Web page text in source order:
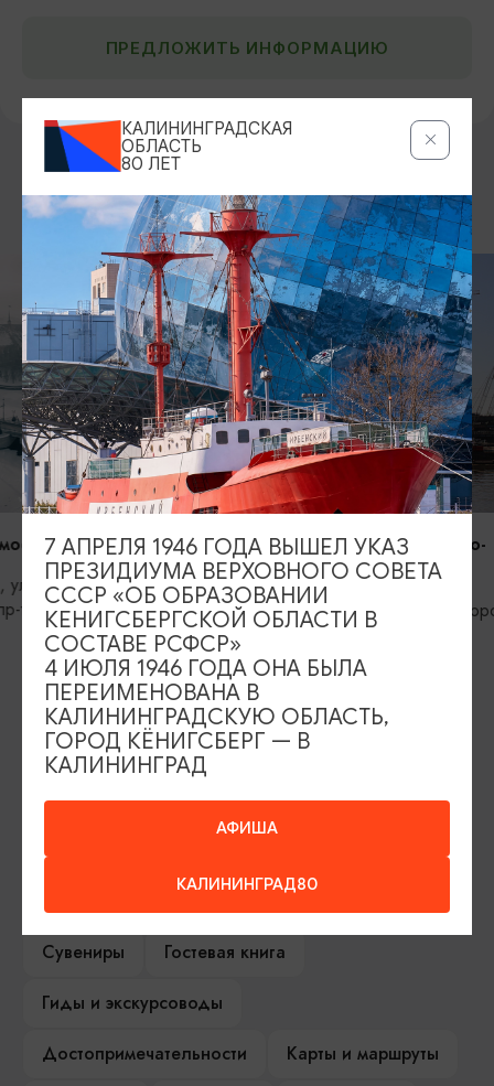
ПРЕДЛОЖИТЬ ИНФОРМАЦИЮ
ДРУГИЕ МЕСТА
МОСТЫ
Двухъярусный автомобильно-
железнодорожный мост
Калининград, ул. Железнодорожная
МОСТЫ
Медовый
ИЩИТЕ ТАКЖЕ НА НАШЕМ САЙТЕ
Серебряное ожерелье
Афиша мероприятий
Сувениры
Гостевая книга
Гиды и экскурсоводы
Достопримечательности
Карты и маршруты
КАЛИНИНГРАДСКАЯ
ОБЛАСТЬ
80 ЛЕТ
АФИША
КАЛИНИНГРАД80
7 АПРЕЛЯ 1946 ГОДА ВЫШЕЛ УКАЗ
ПРЕЗИДИУМА ВЕРХОВНОГО СОВЕТА
СССР «ОБ ОБРАЗОВАНИИ
КЕНИГСБЕРГСКОЙ ОБЛАСТИ В
СОСТАВЕ РСФСР»
4 ИЮЛЯ 1946 ГОДА ОНА БЫЛА
ПЕРЕИМЕНОВАНА В
КАЛИНИНГРАДСКУЮ ОБЛАСТЬ,
ГОРОД КЁНИГСБЕРГ — В
КАЛИНИНГРАД